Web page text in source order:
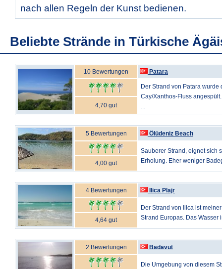
nach allen Regeln der Kunst bedienen.
Beliebte Strände in Türkische
10 Bewertungen Patara
Der Strand von Patara wurde
Cay/Xanthos-Fluss
...
4,70 gut
5 Bewertungen Ölüdeniz Beach
Sauberer Strand, eignet sich
Erholung. Eher weniger
4,00 gut
4 Bewertungen Ilica Plajr
Der Strand von Ilica ist
Strand Europas. Das Wasser
4,64 gut
2 Bewertungen Badavut
Die Umgebung von diesem